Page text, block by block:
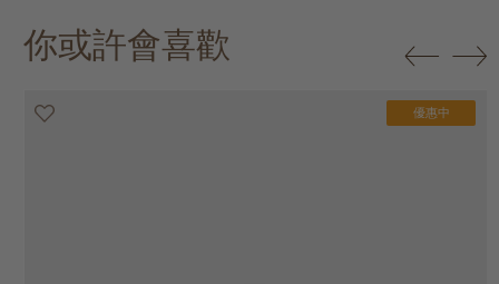
你或許會喜歡
優惠中
優惠中
優惠中
優惠中
優惠中
優惠中
優惠中
優惠中
優惠中
優惠中